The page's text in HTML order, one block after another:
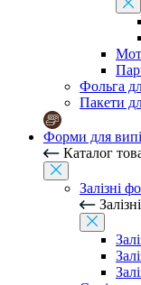
Фольга
Пакети
Форми для
Каталог
Залізні